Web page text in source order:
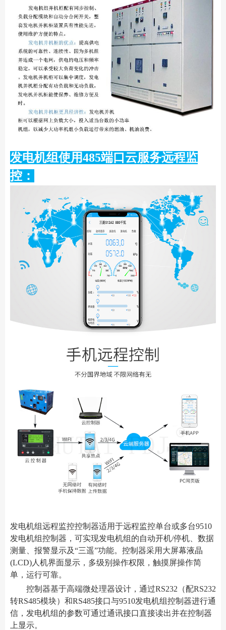
发电机组使用485端口云服务远程监
控：
发电机组远程监控控制器适用于远程监控单台或多台9510
发电机组控制器，可实现发电机组的自动开机/停机、数据
测量、报警显示及“三遥”功能。控制器采用大屏幕液晶
(LCD)人机界面显示，多级别操作权限，触摸屏操作简
单，运行可靠。
控制器基于高端微处理器设计，通过RS232（配RS232
转RS485模块）和RS485接口与9510发电机组控制器进行通
信，发电机组的参数可通过通讯接口直接读出并在控制器
上显示。